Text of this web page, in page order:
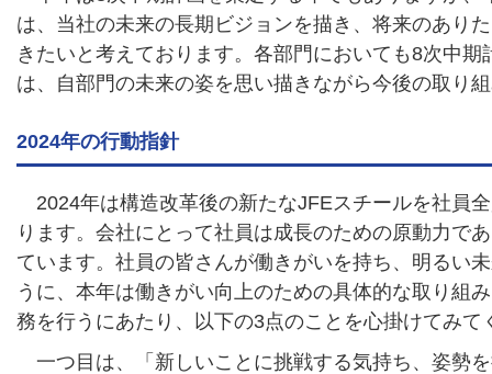
は、当社の未来の長期ビジョンを描き、将来のあり
きたいと考えております。各部門においても8次中
は、自部門の未来の姿を思い描きながら今後の取り
2024年の行動指針
2024年は構造改革後の新たなJFEスチールを社員
ります。会社にとって社員は成長のための原動力で
ています。社員の皆さんが働きがいを持ち、明るい
うに、本年は働きがい向上のための具体的な取り組
務を行うにあたり、以下の3点のことを心掛けてみて
一つ目は、「新しいことに挑戦する気持ち、姿勢